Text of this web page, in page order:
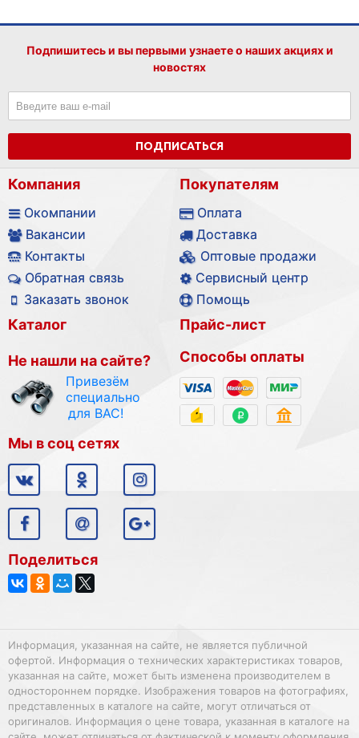
Подпишитесь и вы первыми узнаете о наших акциях и
новостях
ПОДПИСАТЬСЯ
Компания
Окомпании
Вакансии
Контакты
Обратная связь
Заказать звонок
Покупателям
Оплата
Доставка
Оптовые продажи
Сервисный центр
Помощь
Каталог
Не нашли на сайте?
Привезём
специально
для ВАС!
Прайс-лист
Способы оплаты
Мы в соц сетях
Поделиться
Информация, указанная на сайте, не является публичной
офертой. Информация о технических характеристиках товаров,
указанная на сайте, может быть изменена производителем в
одностороннем порядке. Изображения товаров на фотографиях,
представленных в каталоге на сайте, могут отличаться от
оригиналов. Информация о цене товара, указанная в каталоге на